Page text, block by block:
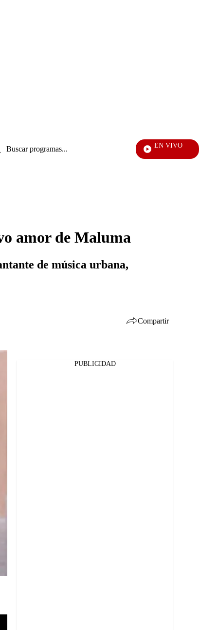
Entrada
de
EN VIVO
amor de Maluma
de música urbana,
Compartir
PUBLICIDAD